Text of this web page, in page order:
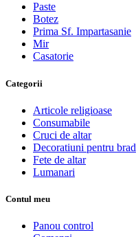
Paste
Botez
Prima Sf. Impartasanie
Mir
Casatorie
Categorii
Articole religioase
Consumabile
Cruci de altar
Decoratiuni pentru brad
Fete de altar
Lumanari
Contul meu
Panou control